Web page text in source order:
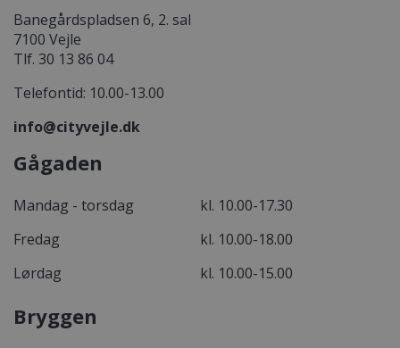
Banegårdspladsen 6, 2. sal
7100 Vejle
Tlf. 30 13 86 04
Telefontid: 10.00-13.00
info@cityvejle.dk
Gågaden
Mandag - torsdag
kl. 10.00-17.30
Fredag
kl. 10.00-18.00
Lørdag
kl. 10.00-15.00
Bryggen